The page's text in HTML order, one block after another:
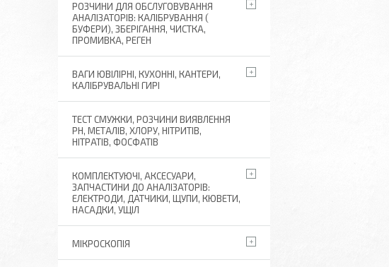
РОЗЧИНИ ДЛЯ ОБСЛУГОВУВАННЯ
АНАЛІЗАТОРІВ: КАЛІБРУВАННЯ (
БУФЕРИ), ЗБЕРІГАННЯ, ЧИСТКА,
ПРОМИВКА, РЕГЕН
ВАГИ ЮВІЛІРНІ, КУХОННІ, КАНТЕРИ,
КАЛІБРУВАЛЬНІ ГИРІ
ТЕСТ СМУЖКИ, РОЗЧИНИ ВИЯВЛЕННЯ
РН, МЕТАЛІВ, ХЛОРУ, НІТРИТІВ,
НІТРАТІВ, ФОСФАТІВ
КОМПЛЕКТУЮЧІ, АКСЕСУАРИ,
ЗАПЧАСТИНИ ДО АНАЛІЗАТОРІВ:
ЕЛЕКТРОДИ, ДАТЧИКИ, ЩУПИ, КЮВЕТИ,
НАСАДКИ, УЩІЛ
МІКРОСКОПІЯ